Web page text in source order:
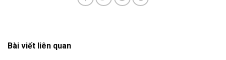
Bài viết liên quan